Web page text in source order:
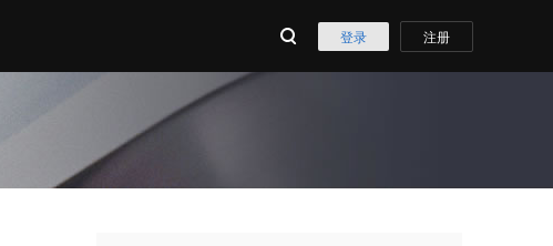
登录 注册